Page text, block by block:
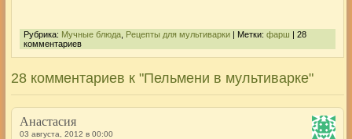
Рубрика: Мучные блюда, Рецепты для мультиварки| Метки: фарш | 28
комментариев
28 комментариев к "Пельмени в мультиварке"
Анастасия
03 августа, 2012 в 00:00